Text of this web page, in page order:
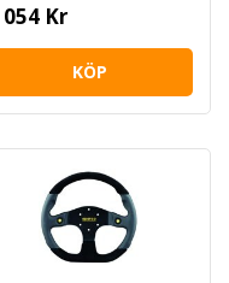
Kr
KÖP